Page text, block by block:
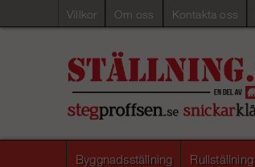
Villkor Om oss Kontakta oss
Byggnadsställning Rullställning